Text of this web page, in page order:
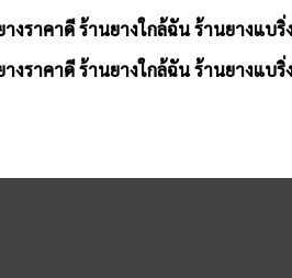
งราคาดี ร้านยางใกล้ฉัน ร้านยางแ
งราคาดี ร้านยางใกล้ฉัน ร้านยางแ